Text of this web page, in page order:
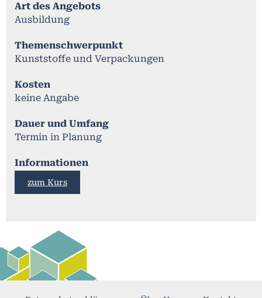
Art des Angebots
Ausbildung
Themenschwerpunkt
Kunststoffe und Verpackungen
Kosten
keine Angabe
Dauer und Umfang
Termin in Planung
Informationen
zum Kurs